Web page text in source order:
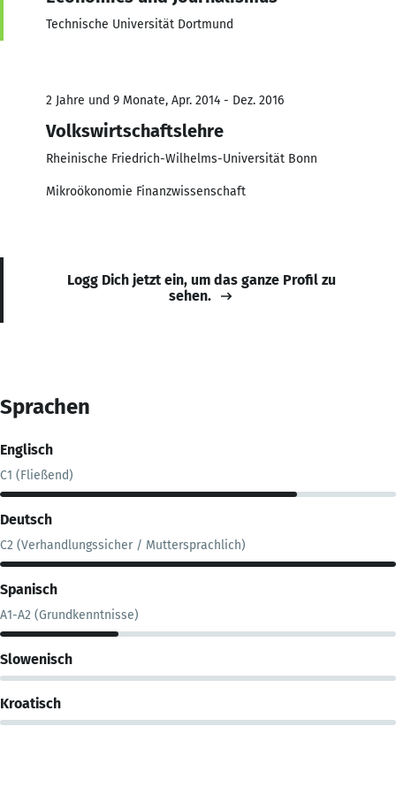
Technische Universität Dortmund
2 Jahre und 9 Monate, Apr. 2014 - Dez. 2016
Volkswirtschaftslehre
Rheinische Friedrich-Wilhelms-Universität Bonn
Mikroökonomie Finanzwissenschaft
Logg Dich jetzt ein, um das ganze Profil zu
sehen.
Sprachen
Englisch
C1 (Fließend)
Deutsch
C2 (Verhandlungssicher / Muttersprachlich)
Spanisch
A1-A2 (Grundkenntnisse)
Slowenisch
Kroatisch